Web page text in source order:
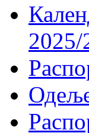
2025/